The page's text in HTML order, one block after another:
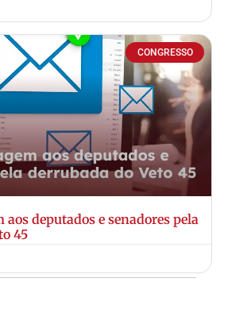
CONGRESSO
aos deputados e senadores pela
45